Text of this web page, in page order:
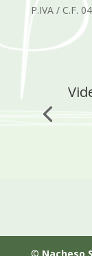
P.IVA / C.F.